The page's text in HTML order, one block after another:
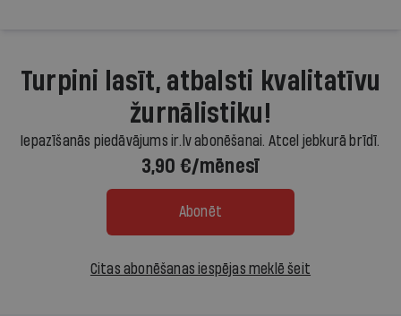
Turpini lasīt, atbalsti kvalitatīvu
žurnālistiku!
Iepazīšanās piedāvājums ir.lv abonēšanai. Atcel jebkurā brīdī.
3,90 €/mēnesī
Abonēt
Citas abonēšanas iespējas meklē šeit